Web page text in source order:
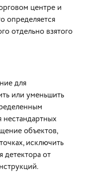
центре и
определяется
отдельно взятого
для
или уменьшить
объектов,
исключить
детектора от